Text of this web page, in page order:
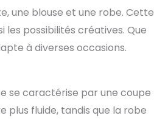
une blouse et une robe. Cette
possibilités créatives. Que
à diverses occasions.
se caractérise par une coupe
plus fluide, tandis que la robe